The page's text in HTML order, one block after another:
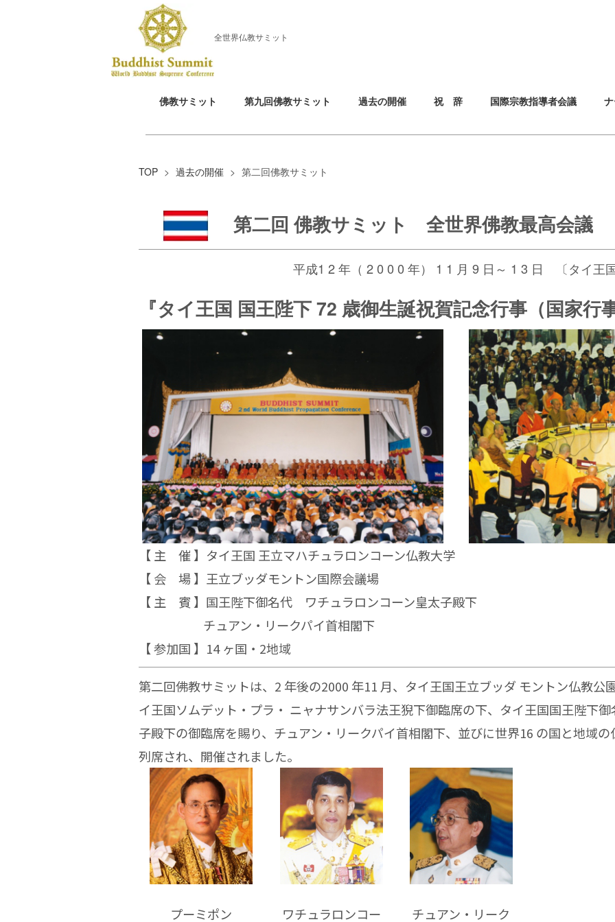
全世界仏教サミット
佛教サミット 第九回佛教サミット 過去の開催 祝 辞 国際宗教指導者会議
TOP > 過去の開催 > 第二回佛教サミット
第二回 佛教サミット 全世界佛教最高会議
平成1 2 年（ 2 0 0 0 年） 1 1 月 9 日～ 1 3 日 〔タイ王
『タイ王国 国王陛下 72 歳御生誕祝賀記念行事（国家行
【 主 催 】 タイ王国 王立マハチュラロンコーン仏教大学
【 会 場 】 王立ブッダモントン国際会議場
【 主 賓 】 国王陛下御名代 ワチュラロンコーン皇太子殿下
チュアン・リークパイ首相閣下
【 参加国 】 14 ヶ国・2地域
第二回佛教サミットは、2 年後の2000 年11 月、タイ王国王立ブッダ モントン仏教公
イ王国ソムデット・プラ・ ニャナサンバラ法王猊下御臨席の下、タイ王国国王陛下
子殿下の御臨席を賜り、チュアン・リークパイ首相閣下、 並びに世界16 の国と地域
列席され、開催されました。
プーミポン ワチュラロンコー チュアン・リーク